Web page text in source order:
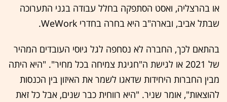
או בהרצליה, ואסט הסתפקה בחלל עבודה בגני התערוכה
שבתל אביב, ובארה"ב היא בחרה בחדרי WeWork.
בהתאם לכך, החברה לא נסחפה לגל גיוסי העובדים המהיר
של 2021 או לגישת ה"חגיגת צמיחה בכל מחיר". "היא היתה
מבין החברות היחידות שדאגו לשמר את האיזון בין הכנסות
להוצאות", אומר שניר. "היא רווחית כבר שנים, אבל כל זאת